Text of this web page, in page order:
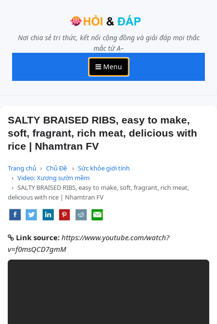
Nơi chia sẻ tri thức, kết nối cộng đồng và giải đáp mọi thắc
mắc từ A–
Menu
SALTY BRAISED RIBS, easy to make,
soft, fragrant, rich meat, delicious with
rice | Nhamtran FV
Trang chủ Chủ Đề
Sức khỏe giới tính
Video: Xương sườn mềm
SALTY BRAISED RIBS, easy to make, soft, fragrant, rich meat,
delicious with rice | Nhamtran FV
Link source: https://www.youtube.com/watch?
v=f0msQCD7gmM